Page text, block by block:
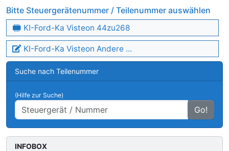
Bitte Steuergerätenummer / Teilenummer auswählen
KI-Ford-Ka Visteon 44zu268
KI-Ford-Ka Visteon Andere ...
Suche nach Teilenummer
(Hilfe zur Suche)
Go!
INFOBOX